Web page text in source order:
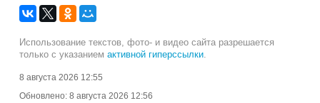
Использование текстов, фото- и видео сайта разрешается
только с указанием активной гиперссылки.
8 августа 2026 12:55
Обновлено: 8 августа 2026 12:56